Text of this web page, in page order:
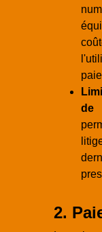
de
2.